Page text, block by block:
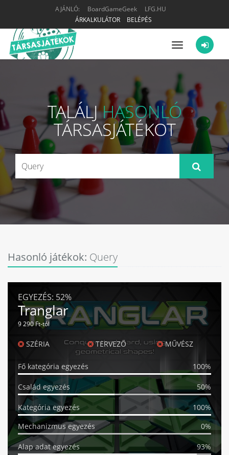
AJÁNLÓ: BoardGameGeek
LFG.HU
ÁRKALKULÁTOR
BELÉPÉS
Menü
TALÁLJHASONLÓ
TÁRSASJÁTÉKOT
Hasonló játékok: Query
EGYEZÉS: 52%
Tranglar
9 290 Ft-tól
SZÉRIA TERVEZŐ MŰVÉSZ
Fő kategória egyezés 100%
Család egyezés 50%
Kategória egyezés
100%
Mechanizmus egyezés
0%
Alap adat egyezés 93%